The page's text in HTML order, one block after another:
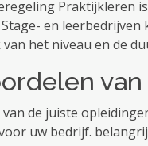
Praktijkleren
en leerbedrijven
het niveau en de
de juiste
uw bedrijf.